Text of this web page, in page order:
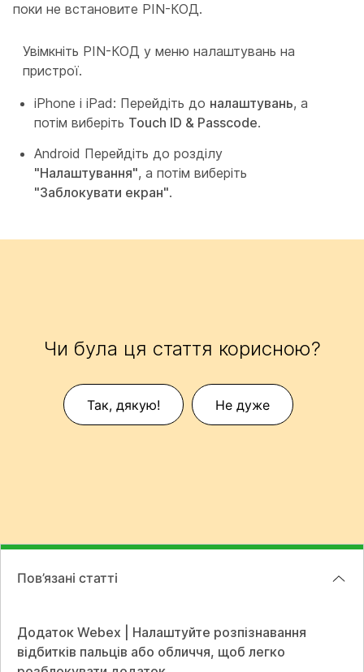
поки не встановите PIN-КОД.
Увімкніть PIN-КОД у меню налаштувань на
пристрої.
iPhone і iPad: Перейдіть до налаштувань, а
потім виберіть Touch ID & Passcode.
Android Перейдіть до розділу
"Налаштування", а потім виберіть
"Заблокувати екран".
Чи була ця стаття корисною?
Так, дякую! Не дуже
Пов’язані статті
Додаток Webex | Налаштуйте розпізнавання
відбитків пальців або обличчя, щоб легко